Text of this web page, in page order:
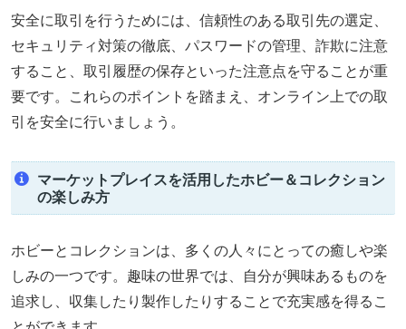
安全に取引を行うためには、信頼性のある取引先の選定、
セキュリティ対策の徹底、パスワードの管理、詐欺に注意
すること、取引履歴の保存といった注意点を守ることが重
要です。これらのポイントを踏まえ、オンライン上での取
引を安全に行いましょう。
マーケットプレイスを活用したホビー＆コレクション
の楽しみ方
ホビーとコレクションは、多くの人々にとっての癒しや楽
しみの一つです。趣味の世界では、自分が興味あるものを
追求し、収集したり製作したりすることで充実感を得るこ